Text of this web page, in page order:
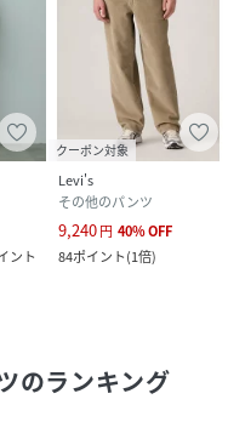
ント
クーポン対象
Levi's
その他のパンツ
9,240円 40%OFF
84ポイント(1倍)
のランキング